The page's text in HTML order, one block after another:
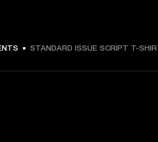
STANDARD ISSUE SCRIPT T-